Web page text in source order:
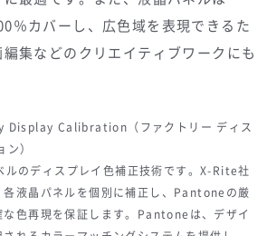
％カバーし、広色域を表現できるた
集などのクリエイティブワークにも
Display Calibration（ファクトリー ディス
）
のディスプレイ色補正技術です。X-Rite社
各液晶パネルを個別に補正し、Pantoneの厳
色再現を保証します。Pantoneは、デザイ